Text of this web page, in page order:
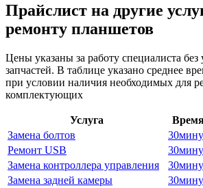
Прайслист на другие
ремонту планшетов
Цены указаны за работу специалиста без
запчастей. В таблице указано среднее
при условии наличия необходимых для
комплектующих
Услуга
Замена болтов
30
Ремонт USB
30
Замена контроллера управления
30
Замена задней камеры
30